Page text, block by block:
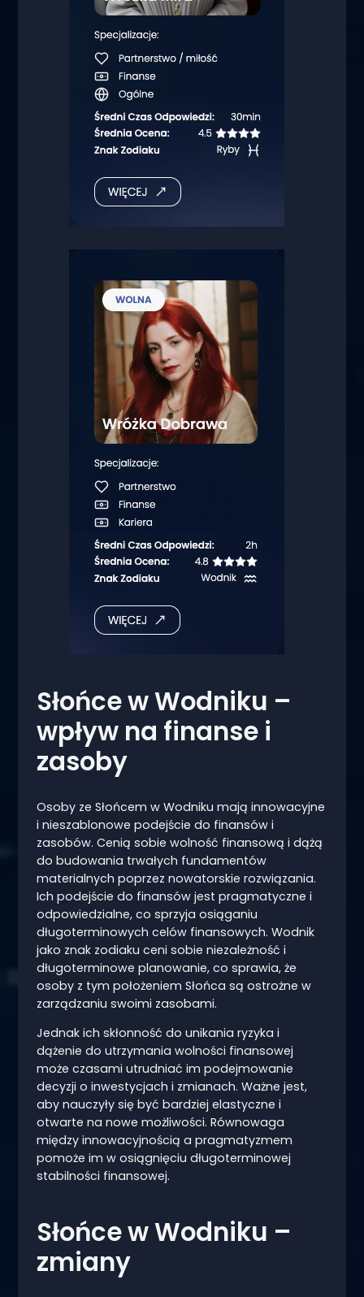
Słońce w Wodniku –
wpływ na finanse i
zasoby
Osoby ze Słońcem w Wodniku mają innowacyjne
i nieszablonowe podejście do finansów i
zasobów. Cenią sobie wolność finansową i dążą
do budowania trwałych fundamentów
materialnych poprzez nowatorskie rozwiązania.
Ich podejście do finansów jest pragmatyczne i
odpowiedzialne, co sprzyja osiąganiu
długoterminowych celów finansowych. Wodnik
jako znak zodiaku ceni sobie niezależność i
długoterminowe planowanie, co sprawia, że
osoby z tym położeniem Słońca są ostrożne w
zarządzaniu swoimi zasobami.
Jednak ich skłonność do unikania ryzyka i
dążenie do utrzymania wolności finansowej
może czasami utrudniać im podejmowanie
decyzji o inwestycjach i zmianach. Ważne jest,
aby nauczyły się być bardziej elastyczne i
otwarte na nowe możliwości. Równowaga
między innowacyjnością a pragmatyzmem
pomoże im w osiągnięciu długoterminowej
stabilności finansowej.
Słońce w Wodniku –
zmiany